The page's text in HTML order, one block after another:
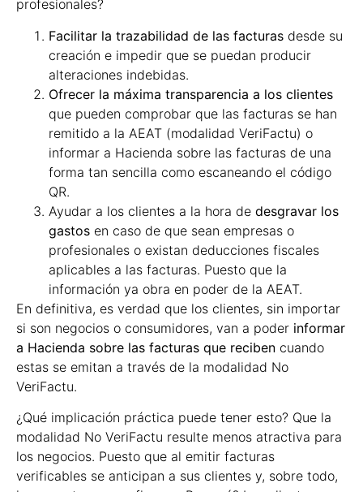
profesionales?
Facilitar la trazabilidad de las facturas desde su
creación e impedir que se puedan producir
alteraciones indebidas.
Ofrecer la máxima transparencia a los clientes
que pueden comprobar que las facturas se han
remitido a la AEAT (modalidad VeriFactu) o
informar a Hacienda sobre las facturas de una
forma tan sencilla como escaneando el código
QR.
Ayudar a los clientes a la hora de desgravar los
gastos en caso de que sean empresas o
profesionales o existan deducciones fiscales
aplicables a las facturas. Puesto que la
información ya obra en poder de la AEAT.
En definitiva, es verdad que los clientes, sin importar
si son negocios o consumidores, van a poder informar
a Hacienda sobre las facturas que reciben cuando
estas se emitan a través de la modalidad No
VeriFactu.
¿Qué implicación práctica puede tener esto? Que la
modalidad No VeriFactu resulte menos atractiva para
los negocios. Puesto que al emitir facturas
verificables se anticipan a sus clientes y, sobre todo,